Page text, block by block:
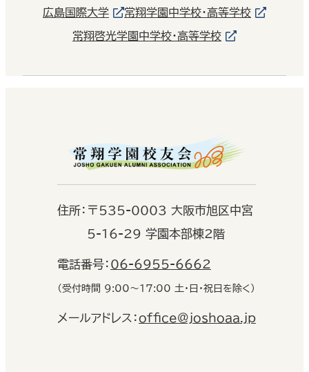
広島国際大学 常翔学園中学校・高等学校
常翔啓光学園中学校・高等学校
住所： 〒535-0003 大阪市旭区中宮
5-16-29 学園本部棟2階
電話番号： 06-6955-6662
（受付時間 9:00〜17:00 土・日・祝日を除く）
メールアドレス：office@joshoaa.jp